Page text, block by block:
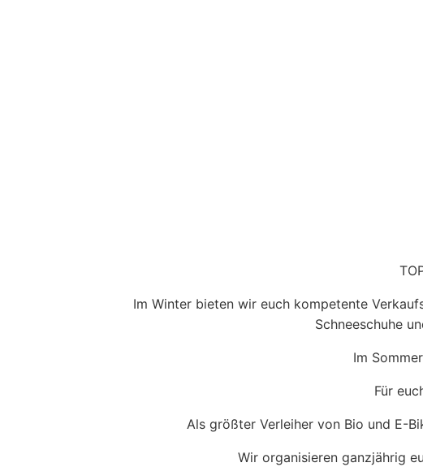
Im Winter bieten wir euch kompetente
Schneeschuhe
Im
Für
Als größter Verleiher von Bio und E-
Wir organisieren ganzjährig